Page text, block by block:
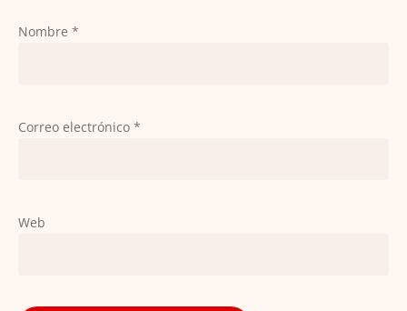
Nombre *
Correo electrónico *
Web